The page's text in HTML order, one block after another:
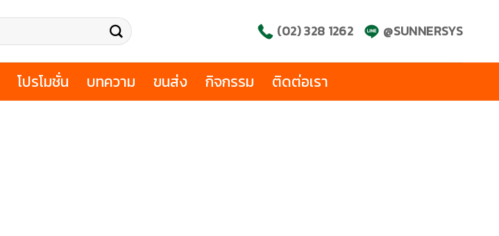
(02) 328 1262 @SUNNERSYS
โปรโมชั่น บทความ ขนส่ง กิจกรรม ติดต่อเรา